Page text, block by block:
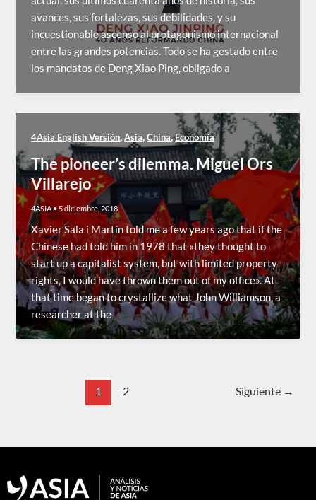
avances, sus fortalezas, sus debilidades, y su
incuestionable ascenso al protagonismo internacional
entre las grandes potencias. Todo se ha gestado entre
los mandatos de Deng Xiao Ping, obligado a
4Asia English Versión,Asia,China,Economía
The pioneer’s dilemma. Miguel Ors
Villarejo
4ASIA• 5 diciembre, 2018
Xavier Sala i Martín told me a few years ago that if the
Chinese had told him in 1978 that «they thought to
start up a capitalist system, but with limited property
rights, I would have thrown them out of my office». At
that time began to crystallize what John Williamson, a
researcher at the
1 2 Siguiente →